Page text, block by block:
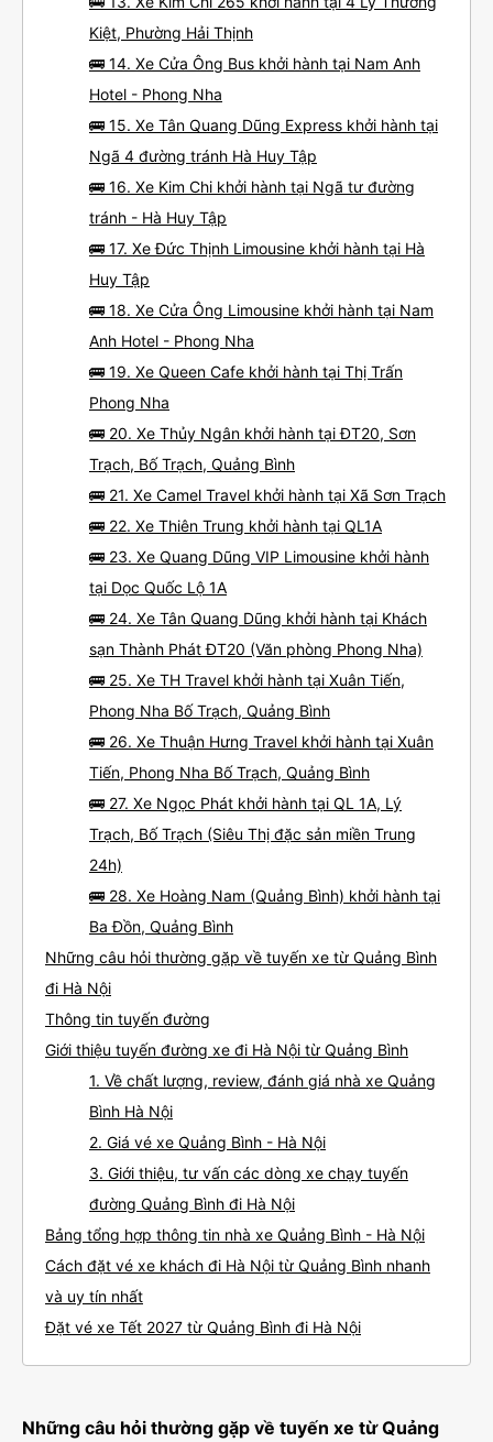
Kiệt, Phường Hải Thịnh
🚌 14. Xe Cửa Ông Bus khởi hành tại Nam Anh
Hotel - Phong Nha
🚌 15. Xe Tân Quang Dũng Express khởi hành tại
Ngã 4 đường tránh Hà Huy Tập
🚌 16. Xe Kim Chi khởi hành tại Ngã tư đường
tránh - Hà Huy Tập
🚌 17. Xe Đức Thịnh Limousine khởi hành tại Hà
Huy Tập
🚌 18. Xe Cửa Ông Limousine khởi hành tại Nam
Anh Hotel - Phong Nha
🚌 19. Xe Queen Cafe khởi hành tại Thị Trấn
Phong Nha
🚌 20. Xe Thủy Ngân khởi hành tại ĐT20, Sơn
Trạch, Bố Trạch, Quảng Bình
🚌 21. Xe Camel Travel khởi hành tại Xã Sơn Trạch
🚌 22. Xe Thiên Trung khởi hành tại QL1A
🚌 23. Xe Quang Dũng VIP Limousine khởi hành
tại Dọc Quốc Lộ 1A
🚌 24. Xe Tân Quang Dũng khởi hành tại Khách
sạn Thành Phát ĐT20 (Văn phòng Phong Nha)
🚌 25. Xe TH Travel khởi hành tại Xuân Tiến,
Phong Nha Bố Trạch, Quảng Bình
🚌 26. Xe Thuận Hưng Travel khởi hành tại Xuân
Tiến, Phong Nha Bố Trạch, Quảng Bình
🚌 27. Xe Ngọc Phát khởi hành tại QL 1A, Lý
Trạch, Bố Trạch (Siêu Thị đặc sản miền Trung
24h)
🚌 28. Xe Hoàng Nam (Quảng Bình) khởi hành tại
Ba Đồn, Quảng Bình
Những câu hỏi thường gặp về tuyến xe từ Quảng Bình
đi Hà Nội
Thông tin tuyến đường
Giới thiệu tuyến đường xe đi Hà Nội từ Quảng Bình
1. Về chất lượng, review, đánh giá nhà xe Quảng
Bình Hà Nội
2. Giá vé xe Quảng Bình - Hà Nội
3. Giới thiệu, tư vấn các dòng xe chạy tuyến
đường Quảng Bình đi Hà Nội
Bảng tổng hợp thông tin nhà xe Quảng Bình - Hà Nội
Cách đặt vé xe khách đi Hà Nội từ Quảng Bình nhanh
và uy tín nhất
Đặt vé xe Tết 2027 từ Quảng Bình đi Hà Nội
Những câu hỏi thường gặp về tuyến xe từ Quảng